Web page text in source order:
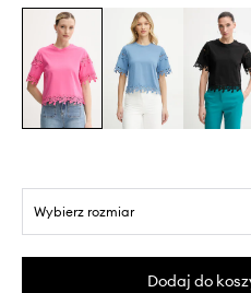
Wybierz rozmiar
Dodaj do